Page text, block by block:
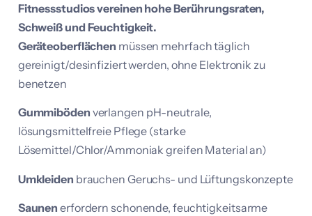
Fitnessstudios vereinen hohe Berührungsraten,
Schweiß und Feuchtigkeit.
Geräteoberflächen müssen mehrfach täglich
gereinigt/desinfiziert werden, ohne Elektronik zu
benetzen
Gummiböden verlangen pH-neutrale,
lösungsmittelfreie Pflege (starke
Lösemittel/Chlor/Ammoniak greifen Material an)
Umkleiden brauchen Geruchs- und Lüftungskonzepte
Saunen erfordern schonende, feuchtigkeitsarme